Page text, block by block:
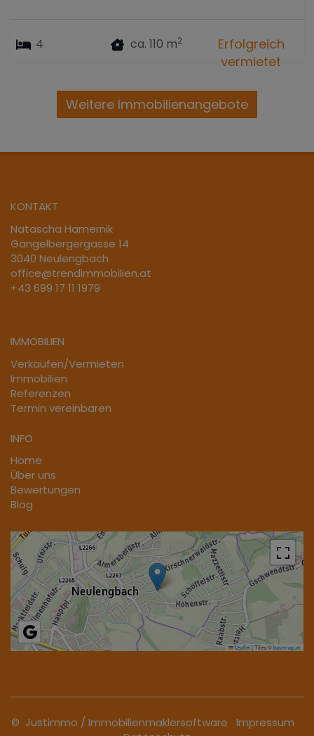
4 ca. 110 m2
Erfolgreich
vermietet
Weitere Immobilienangebote
KONTAKT
Natascha Hamernik
Gangelbergergasse 14
3040 Neulengbach
office@trendimmobilien.at
+43 699 17 11 1979
IMMOBILIEN
Verkaufen/Vermieten
Immobilien
Referenzen
Termin vereinbaren
INFO
Home
Über uns
Bewertungen
Blog
Leaflet|Tiles ©basemap.at
© Justimmo / Immobilienmaklersoftware
Impressum